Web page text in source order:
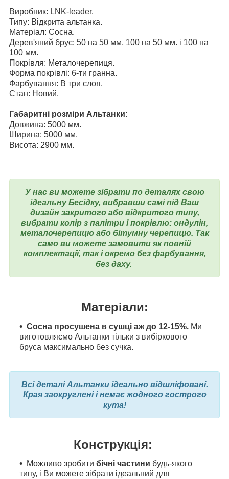
Виробник: LNK-leader.
Типу: Відкрита альтанка.
Матеріал: Сосна.
Дерев'яний брус: 50 на 50 мм, 100 на 50 мм. і 100 на
100 мм.
Покрівля: Металочерепиця.
Форма покрівлі: 6-ти гранна.
Фарбування: В три слоя.
Стан: Новий.
Габаритні розміри Альтанки:
Довжина: 5000 мм.
Ширина: 5000 мм.
Висота: 2900 мм.
У нас ви можете зібрати по деталях свою
ідеальну Бесідку, вибравши самі під Ваш
дизайн закритого або відкритого типу,
вибрати колір з палітри і покрівлю: ондулін,
металочерепицю або бітумну черепицю. Так
само ви можете замовити як повній
комплектації, так і окремо без фарбування,
без даху.
Матеріали:
Сосна просушена в сушці аж до 12-15%. Ми
виготовляємо Альтанки тільки з вибіркового
бруса максимально без сучка.
Всі деталі Альтанки ідеально відшліфовані.
Края заокруглені і немає жодного гострого
кута!
Конструкція:
Можливо зробити бічні частини будь-якого
типу, і Ви можете зібрати ідеальний для